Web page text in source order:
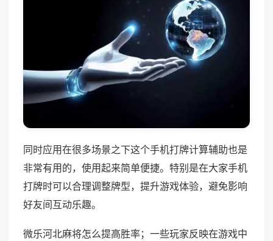
同时应用在很多场景之下这个手机打牌计算辅助也是
非常有用的，使用起来简单便捷。特别是在大家手机
打牌时可以合理调整牌型，提升游戏体验，避免影响
好友间互动乐趣。
微乐河北麻将怎么提高胜率；一些玩家反映在游戏中